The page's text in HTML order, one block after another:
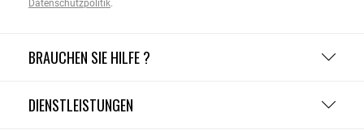
BRAUCHEN SIE HILFE ?
DIENSTLEISTUNGEN
Datenschutzpolitik.